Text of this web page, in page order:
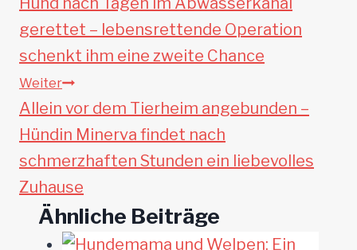
gerettet – lebensrettende Operation
schenkt ihm eine zweite Chance
Weiter
Allein vor dem Tierheim angebunden –
Hündin Minerva findet nach
schmerzhaften Stunden ein liebevolles
Zuhause
Ähnliche Beiträge